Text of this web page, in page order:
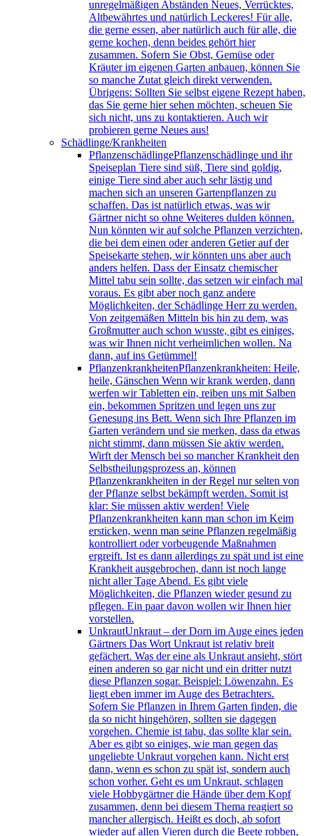
unregelmäßigen Abständen Neues, Verrücktes,
Altbewährtes und natürlich Leckeres! Für alle,
die gerne essen, aber natürlich auch für alle, die
gerne kochen, denn beides gehört hier
zusammen. Sofern Sie Obst, Gemüse oder
Kräuter im eigenen Garten anbauen, können Sie
so manche Zutat gleich direkt verwenden.
Übrigens: Sollten Sie selbst eigene Rezept haben,
das Sie gerne hier sehen möchten, scheuen Sie
sich nicht, uns zu kontaktieren. Auch wir
probieren gerne Neues aus!
Schädlinge/Krankheiten
PflanzenschädlingePflanzenschädlinge und ihr
Speiseplan Tiere sind süß, Tiere sind goldig,
einige Tiere sind aber auch sehr lästig und
machen sich an unseren Gartenpflanzen zu
schaffen. Das ist natürlich etwas, was wir
Gärtner nicht so ohne Weiteres dulden können.
Nun könnten wir auf solche Pflanzen verzichten,
die bei dem einen oder anderen Getier auf der
Speisekarte stehen, wir könnten uns aber auch
anders helfen. Dass der Einsatz chemischer
Mittel tabu sein sollte, das setzen wir einfach mal
voraus. Es gibt aber noch ganz andere
Möglichkeiten, der Schädlinge Herr zu werden.
Von zeitgemäßen Mitteln bis hin zu dem, was
Großmutter auch schon wusste, gibt es einiges,
was wir Ihnen nicht verheimlichen wollen. Na
dann, auf ins Getümmel!
PflanzenkrankheitenPflanzenkrankheiten: Heile,
heile, Gänschen Wenn wir krank werden, dann
werfen wir Tabletten ein, reiben uns mit Salben
ein, bekommen Spritzen und legen uns zur
Genesung ins Bett. Wenn sich Ihre Pflanzen im
Garten verändern und sie merken, dass da etwas
nicht stimmt, dann müssen Sie aktiv werden.
Wirft der Mensch bei so mancher Krankheit den
Selbstheilungsprozess an, können
Pflanzenkrankheiten in der Regel nur selten von
der Pflanze selbst bekämpft werden. Somit ist
klar: Sie müssen aktiv werden! Viele
Pflanzenkrankheiten kann man schon im Keim
ersticken, wenn man seine Pflanzen regelmäßig
kontrolliert oder vorbeugende Maßnahmen
ergreift. Ist es dann allerdings zu spät und ist eine
Krankheit ausgebrochen, dann ist noch lange
nicht aller Tage Abend. Es gibt viele
Möglichkeiten, die Pflanzen wieder gesund zu
pflegen. Ein paar davon wollen wir Ihnen hier
vorstellen.
UnkrautUnkraut – der Dorn im Auge eines jeden
Gärtners Das Wort Unkraut ist relativ breit
gefächert. Was der eine als Unkraut ansieht, stört
einen anderen so gar nicht und ein dritter nutzt
diese Pflanzen sogar. Beispiel: Löwenzahn. Es
liegt eben immer im Auge des Betrachters.
Sofern Sie Pflanzen in Ihrem Garten finden, die
da so nicht hingehören, sollten sie dagegen
vorgehen. Chemie ist tabu, das sollte klar sein.
Aber es gibt so einiges, wie man gegen das
ungeliebte Unkraut vorgehen kann. Nicht erst
dann, wenn es schon zu spät ist, sondern auch
schon vorher. Geht es um Unkraut, schlagen
viele Hobbygärtner die Hände über dem Kopf
zusammen, denn bei diesem Thema reagiert so
mancher allergisch. Heißt es doch, ab sofort
wieder auf allen Vieren durch die Beete robben,